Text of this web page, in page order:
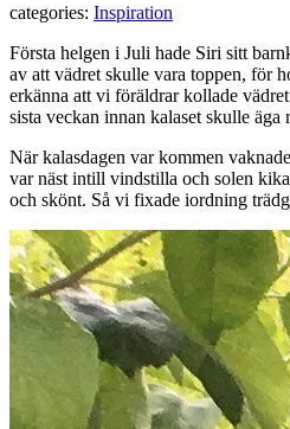
categories: Inspiration
Första helgen i Juli hade Siri sitt
av att vädret skulle vara toppen, för
erkänna att vi föräldrar kollade
sista veckan innan kalaset skulle äga
När kalasdagen var kommen
var näst intill vindstilla och solen
och skönt. Så vi fixade iordning